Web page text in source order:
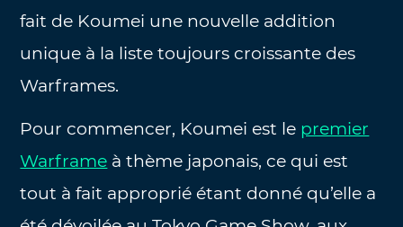
fait de Koumei une nouvelle addition
unique à la liste toujours croissante des
Warframes.
Pour commencer, Koumei est le premier
Warframe à thème japonais, ce qui est
tout à fait approprié étant donné qu’elle a